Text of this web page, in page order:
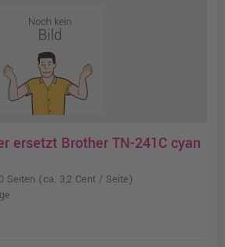
ersetzt Brother TN-241C cyan
Seiten (ca. 3,2 Cent / Seite)